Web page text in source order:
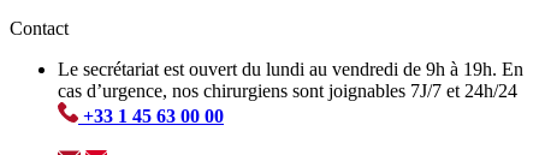
Contact
Le secrétariat est ouvert du lundi au vendredi de 9h à 19h. En
cas d’urgence, nos chirurgiens sont joignables 7J/7 et 24h/24
+33 1 45 63 00 00